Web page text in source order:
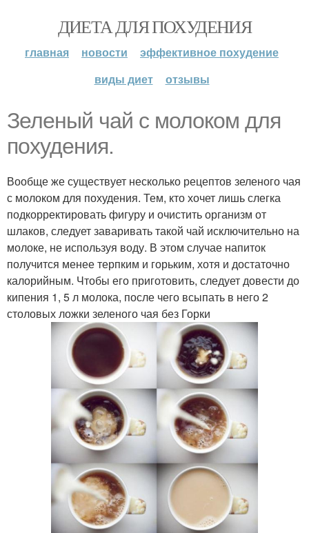
ДИЕТА ДЛЯ ПОХУДЕНИЯ
главная новости
эффективное похудение
виды диет
отзывы
Зеленый чай с молоком для
похудения.
Вообще же существует несколько рецептов зеленого чая
с молоком для похудения. Тем, кто хочет лишь слегка
подкорректировать фигуру и очистить организм от
шлаков, следует заваривать такой чай исключительно на
молоке, не используя воду. В этом случае напиток
получится менее терпким и горьким, хотя и достаточно
калорийным. Чтобы его приготовить, следует довести до
кипения 1, 5 л молока, после чего всыпать в него 2
столовых ложки зеленого чая без Горки